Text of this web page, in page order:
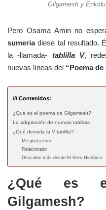
Gilgamesh y
Pero Osama Amin no
sumeriadiese tal resultado.
la -llamada- tablilla V,
nuevas líneas del “Poema
/// Contenidos:
¿Qué es el poema de Gilgamesh?
La adquisición de nuevas tablillas
¿Qué desvela la V tablilla?
Me gusta esto:
Relacionado
Descubre más desde El Reto Histórico
¿Qué es
Gilgamesh?